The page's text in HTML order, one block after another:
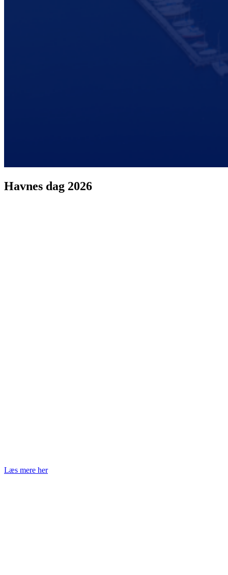
Havnes dag 2026
Læs mere her